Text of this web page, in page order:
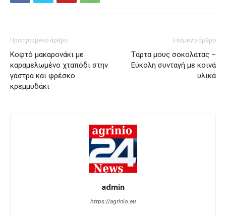
Προηγούμενο άρθρο
Κοφτό μακαρονάκι με
καραμελωμένο χταπόδι στην
γάστρα και φρέσκο
κρεμμυδάκι
Επόμενο άρθρο
Τάρτα μους σοκολάτας –
Εύκολη συνταγή με κοινά
υλικά
admin
https://agrinio.eu